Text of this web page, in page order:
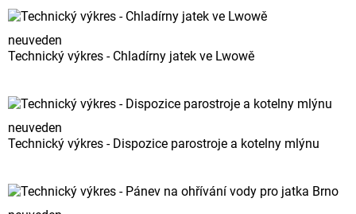
neuveden
Technický výkres - Chladírny jatek ve Lwowě
neuveden
Technický výkres - Dispozice parostroje a kotelny mlýnu